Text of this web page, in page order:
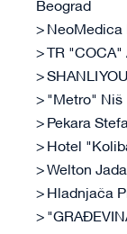
Beograd
NeoMedica
TR
SHANLI
"Metro" Niš
Pekara
Hotel
Welton
Hladnjača